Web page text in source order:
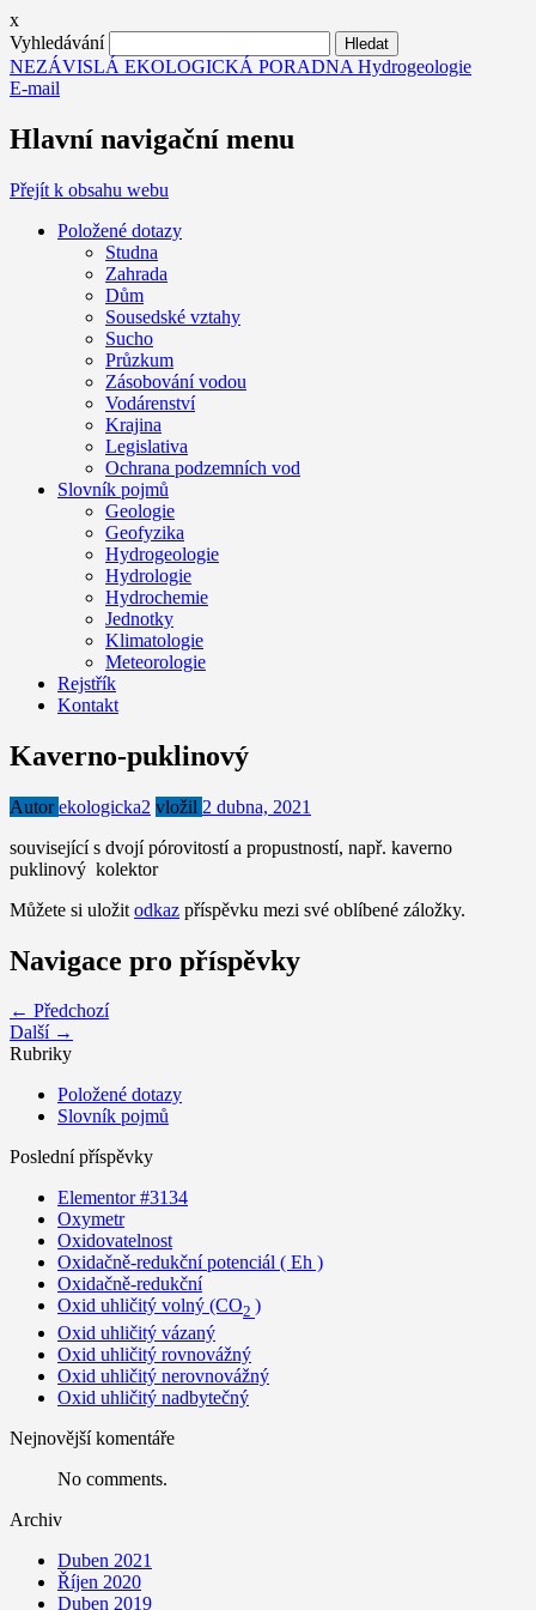
x
Vyhledávání
NEZÁVISLÁ EKOLOGICKÁ PORADNA Hydrogeologie
E-mail
Hlavní navigační menu
Přejít k obsahu webu
Položené dotazy
Studna
Zahrada
Dům
Sousedské vztahy
Sucho
Průzkum
Zásobování vodou
Vodárenství
Krajina
Legislativa
Ochrana podzemních vod
Slovník pojmů
Geologie
Geofyzika
Hydrogeologie
Hydrologie
Hydrochemie
Jednotky
Klimatologie
Meteorologie
Rejstřík
Kontakt
Kaverno-puklinový
Autorekologicka2 vložil 2 dubna, 2021
související s dvojí pórovitostí a propustností, např. kaverno
puklinový kolektor
Můžete si uložit odkaz příspěvku mezi své oblíbené záložky.
Navigace pro příspěvky
← Předchozí
Další →
Rubriky
Položené dotazy
Slovník pojmů
Poslední příspěvky
Elementor #3134
Oxymetr
Oxidovatelnost
Oxidačně-redukční potenciál ( Eh )
Oxidačně-redukční
Oxid uhličitý volný (CO2 )
Oxid uhličitý vázaný
Oxid uhličitý rovnovážný
Oxid uhličitý nerovnovážný
Oxid uhličitý nadbytečný
Nejnovější komentáře
No comments.
Archiv
Duben 2021
Říjen 2020
Duben 2019